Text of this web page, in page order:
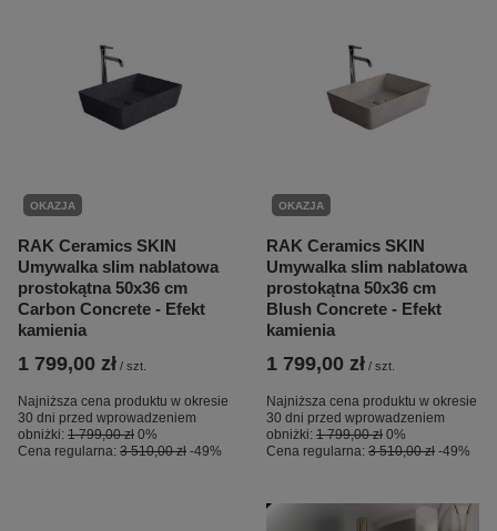
OKAZJA
RAK Ceramics SKIN
Umywalka slim nablatowa
prostokątna 50x36 cm
Carbon Concrete - Efekt
kamienia
1 799,00 zł / szt.
Najniższa cena produktu w okresie
30 dni przed wprowadzeniem
obniżki: 1 799,00 zł 0%
Cena regularna: 3 510,00 zł -49%
OKAZJA
RAK Ceramics SKIN
Umywalka slim nablatowa
prostokątna 50x36 cm
Blush Concrete - Efekt
kamienia
1 799,00 zł / szt.
Najniższa cena produktu w okresie
30 dni przed wprowadzeniem
obniżki: 1 799,00 zł 0%
Cena regularna: 3 510,00 zł -49%